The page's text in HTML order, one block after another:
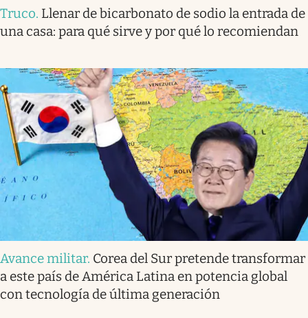
Truco. Llenar de bicarbonato de sodio la entrada de
una casa: para qué sirve y por qué lo recomiendan
Avance militar. Corea del Sur pretende transformar
a este país de América Latina en potencia global
con tecnología de última generación